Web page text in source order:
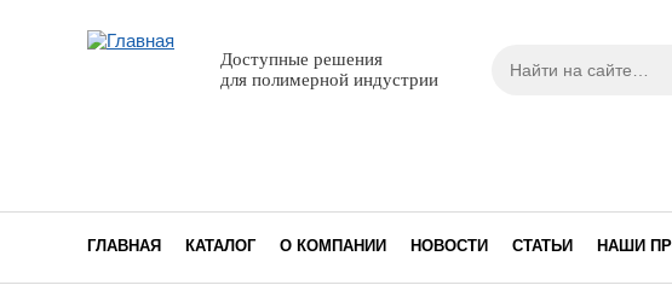
Доступные решения
для полимерной индустрии
Форма
ГЛАВНАЯ КАТАЛОГ О КОМПАНИИ НОВОСТИ СТАТЬИ НАШИ